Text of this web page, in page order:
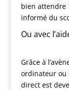
bien attendre
informé du
Ou avec
Grâce à
ordinateur ou
direct est